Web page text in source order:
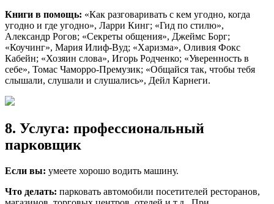
Книги в помощь: «Как разговаривать с кем угодно, когда
угодно и где угодно», Ларри Кинг; «Гид по стилю»,
Александр Рогов; «Секреты общения», Джеймс Борг;
«Коучинг», Мария Илиф-Вуд; «Харизма», Оливия Фокс
Кабейн; «Хозяин слова», Игорь Родченко; «Уверенность в
себе», Томас Чаморро-Премузик; «Общайся так, чтобы тебя
слышали, слушали и слушались», Дейл Карнеги.
8. Услуга: профессиональный
парковщик
Если вы: умеете хорошо водить машину.
Что делать: парковать автомобили посетителей ресторанов,